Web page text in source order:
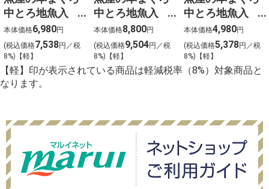
中とろ地魚入
上生寿司 宴
（うたげ）わさ
び抜き【g-2】
本体価格6,980円
(税込価格7,538円／税
8%)【軽】
中とろ地魚入
上生寿司 寿
（ことぶき）わ
さび抜き【g-1】
本体価格8,800円
(税込価格9,504円／税
8%)【軽】
中とろ地魚入
上生寿司 瑞穂
（みずほ）わさ
び抜き【g-3】
本体価格4,980円
(税込価格5,378円／税
8%)【軽】
【軽】印が表示されている商品は軽減税率（8%）対象商品と
なります。